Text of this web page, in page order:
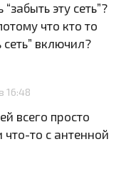
эту сеть”?
что кто то
включил?
16:48
всего просто
то с антенной